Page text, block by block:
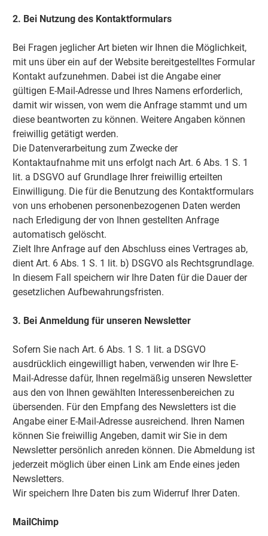
2. Bei Nutzung des Kontaktformulars
Bei Fragen jeglicher Art bieten wir Ihnen die Möglichkeit,
mit uns über ein auf der Website bereitgestelltes Formular
Kontakt aufzunehmen. Dabei ist die Angabe einer
gültigen E-Mail-Adresse und Ihres Namens erforderlich,
damit wir wissen, von wem die Anfrage stammt und um
diese beantworten zu können. Weitere Angaben können
freiwillig getätigt werden.
Die Datenverarbeitung zum Zwecke der
Kontaktaufnahme mit uns erfolgt nach Art. 6 Abs. 1 S. 1
lit. a DSGVO auf Grundlage Ihrer freiwillig erteilten
Einwilligung. Die für die Benutzung des Kontaktformulars
von uns erhobenen personenbezogenen Daten werden
nach Erledigung der von Ihnen gestellten Anfrage
automatisch gelöscht.
Zielt Ihre Anfrage auf den Abschluss eines Vertrages ab,
dient Art. 6 Abs. 1 S. 1 lit. b) DSGVO als Rechtsgrundlage.
In diesem Fall speichern wir Ihre Daten für die Dauer der
gesetzlichen Aufbewahrungsfristen.
3. Bei Anmeldung für unseren Newsletter
Sofern Sie nach Art. 6 Abs. 1 S. 1 lit. a DSGVO
ausdrücklich eingewilligt haben, verwenden wir Ihre E-
Mail-Adresse dafür, Ihnen regelmäßig unseren Newsletter
aus den von Ihnen gewählten Interessenbereichen zu
übersenden. Für den Empfang des Newsletters ist die
Angabe einer E-Mail-Adresse ausreichend. Ihren Namen
können Sie freiwillig Angeben, damit wir Sie in dem
Newsletter persönlich anreden können. Die Abmeldung ist
jederzeit möglich über einen Link am Ende eines jeden
Newsletters.
Wir speichern Ihre Daten bis zum Widerruf Ihrer Daten.
MailChimp